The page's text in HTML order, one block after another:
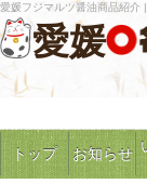
愛媛フジマルツ醤油商品紹介
愛媛
トップ お知らせ